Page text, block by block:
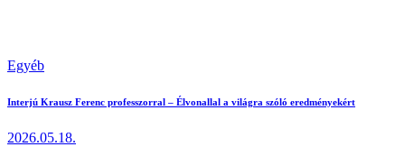
Egyéb
Interjú Krausz Ferenc professzorral – Élvonallal a világra szóló eredményekért
2026.05.18.